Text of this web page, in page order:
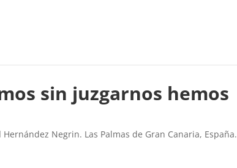
sin juzgarnos hemos
Hernández Negrin. Las Palmas de Gran Canaria, España.